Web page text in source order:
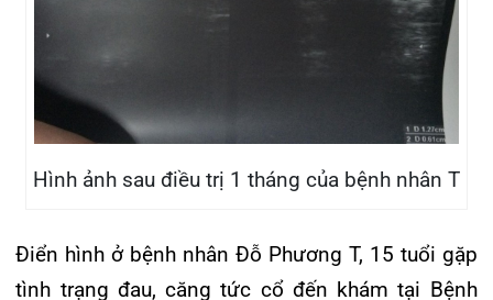
giác đau, căng tức cổ…ở người bệnh gần như
không còn.